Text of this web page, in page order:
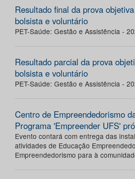
Resultado final da prova
bolsista e voluntário
PET-Saúde: Gestão e Assistência -
Resultado parcial da prova
bolsista e voluntário
PET-Saúde: Gestão e Assistência -
Centro de Empreendedorismo
Programa 'Empreender UFS'
Evento contará com entrega das
atividades de Educação
Empreendedorismo para à